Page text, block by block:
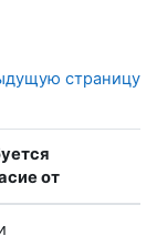
страницу
от